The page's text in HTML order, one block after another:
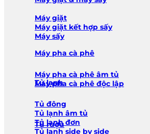
Máy giặt
Máy giặt kết hợp sấy
Máy sấy
Máy pha cà phê
Máy pha cà phê âm tủ
Máy pha cà phê độc lập
Tủ lạnh
Tủ đông
Tủ lạnh âm tủ
Tủ lạnh đơn
Tủ lạnh side by side
Tủ rượu